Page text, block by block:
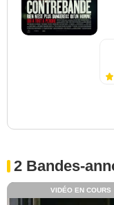
2 Bandes-
VIDÉO EN COURS